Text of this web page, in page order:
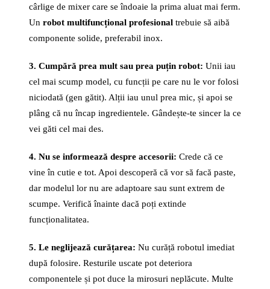
cârlige de mixer care se îndoaie la prima aluat mai ferm.
Un robot multifuncțional profesional trebuie să aibă
componente solide, preferabil inox.
3. Cumpără prea mult sau prea puțin robot: Unii iau
cel mai scump model, cu funcții pe care nu le vor folosi
niciodată (gen gătit). Alții iau unul prea mic, și apoi se
plâng că nu încap ingredientele. Gândește-te sincer la ce
vei găti cel mai des.
4. Nu se informează despre accesorii: Crede că ce
vine în cutie e tot. Apoi descoperă că vor să facă paste,
dar modelul lor nu are adaptoare sau sunt extrem de
scumpe. Verifică înainte dacă poți extinde
funcționalitatea.
5. Le neglijează curățarea: Nu curăță robotul imediat
după folosire. Resturile uscate pot deteriora
componentele și pot duce la mirosuri neplăcute. Multe